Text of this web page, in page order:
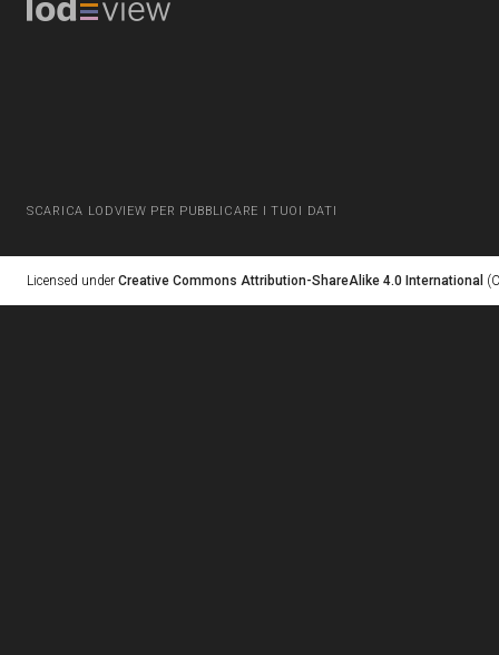
SCARICA LODVIEW PER PUBBLICARE I TUOI DATI
Licensed under Creative Commons Attribution-ShareAlike 4.0 International